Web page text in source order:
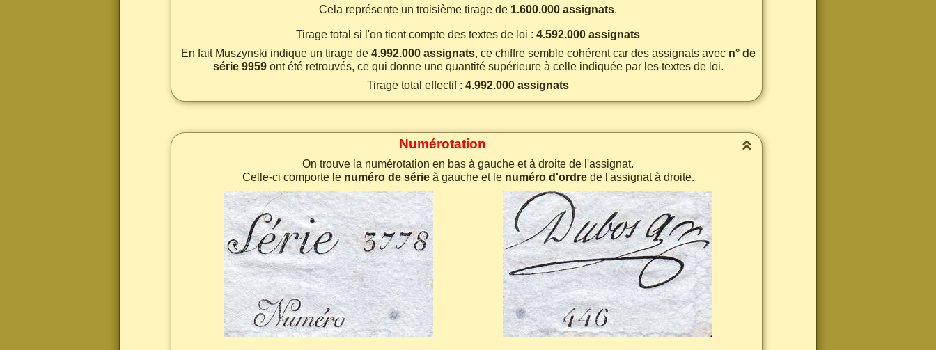
Cela représente un troisième tirage de 1.600.000 assignats.
Tirage total si l'on tient compte des textes de loi : 4.592.000 assignats
En fait Muszynski indique un tirage de 4.992.000 assignats, ce chiffre semble cohérent car des assignats avec n° de
série 9959ont été retrouvés, ce qui donne une quantité supérieure à celle indiquée par les textes de loi.
Tirage total effectif : 4.992.000 assignats
Numérotation
On trouve la numérotation en bas à gauche et à droite de l'assignat.
Celle-ci comporte le numéro de sérieà gauche et le numéro d'ordrede l'assignat à droite.